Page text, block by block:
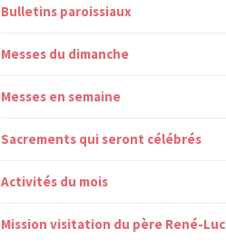
Bulletins paroissiaux
Messes du dimanche
Messes en semaine
Sacrements qui seront célébrés
Activités du mois
Mission visitation du père René-Luc